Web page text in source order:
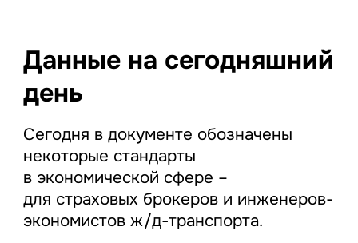
Данные на сегодняшний
день
Сегодня в документе обозначены
некоторые стандарты
в экономической сфере –
для страховых брокеров и инженеров-
экономистов ж/д-транспорта.